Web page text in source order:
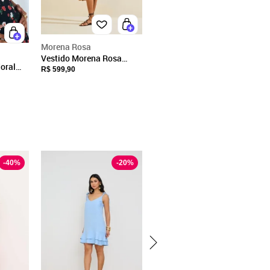
Morena Rosa
Vestido Morena Rosa
Solto Instinto Marrom
R$ 599,90
-40% -20%